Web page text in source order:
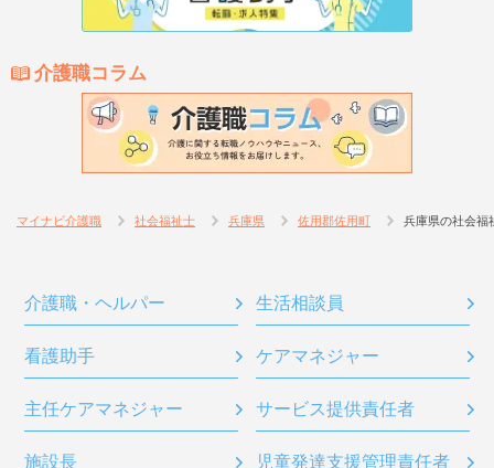
介護職コラム
マイナビ介護職 社会福祉士 兵庫県 佐用郡佐用町 兵庫県の社会福
介護職・ヘルパー 生活相談員
看護助手 ケアマネジャー
主任ケアマネジャー サービス提供責任者
施設長 児童発達支援管理責任者